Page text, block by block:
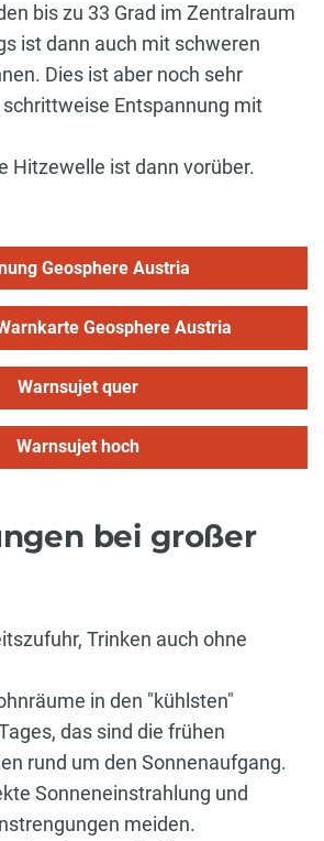
bis zu 33 Grad im Zentralraum
ist dann auch mit schweren
Dies ist aber noch sehr
schrittweise Entspannung mit
Hitzewelle ist dann vorüber.
Geosphere Austria
Geosphere Austria
Warnsujet quer
Warnsujet hoch
bei großer
Trinken auch ohne
in den "kühlsten"
das sind die frühen
rund um den Sonnenaufgang.
Sonneneinstrahlung und
meiden.